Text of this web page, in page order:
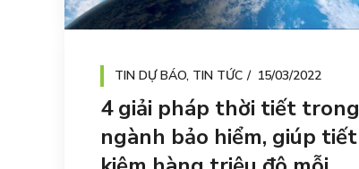
TIN DỰ BÁO, TIN TỨC 15/03/2022
4 giải pháp thời tiết trong
ngành bảo hiểm, giúp tiết